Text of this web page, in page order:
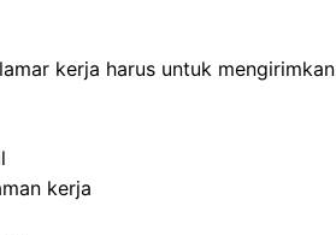
kerja harus untuk mengirimkan
kerja